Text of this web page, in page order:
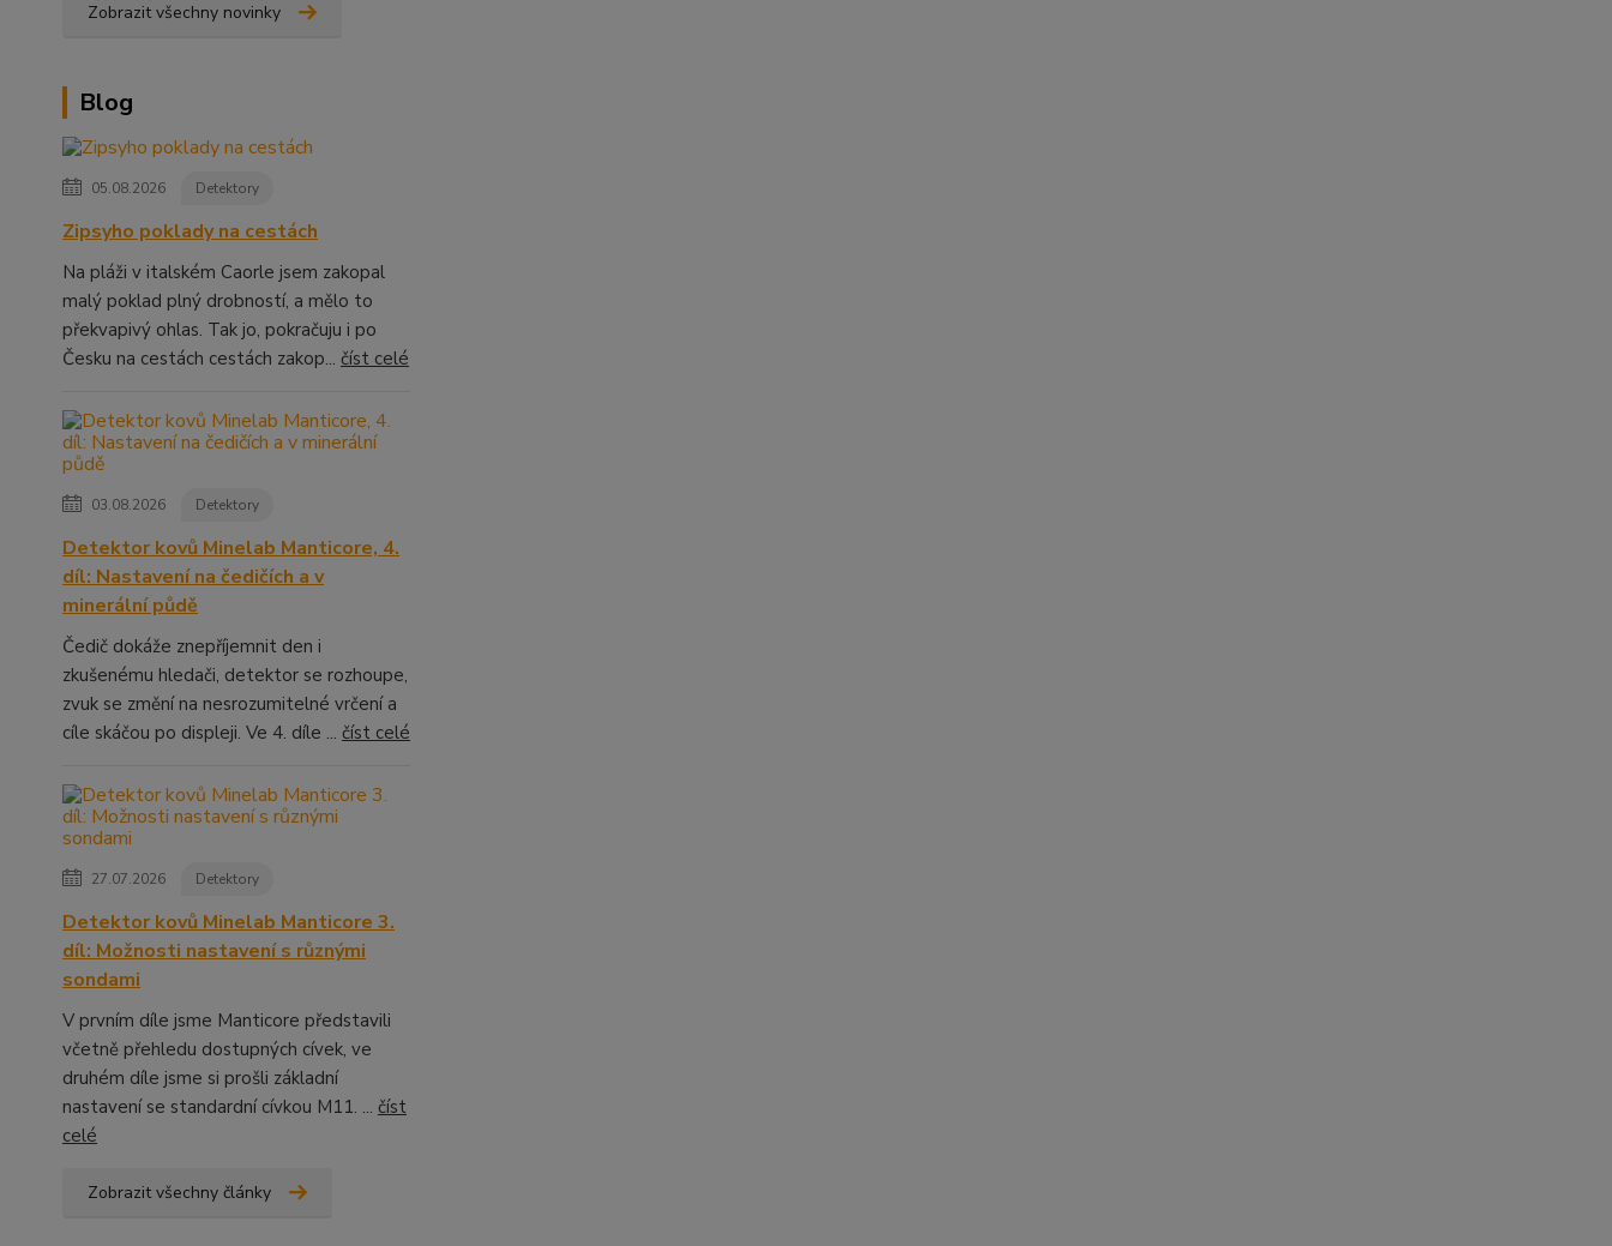
Zobrazit všechny novinky
Blog
05.08.2026 Detektory
Zipsyho poklady na cestách
Na pláži v italském Caorle jsem zakopal
malý poklad plný drobností, a mělo to
překvapivý ohlas. Tak jo, pokračuju i po
Česku na cestách cestách zakop... číst celé
03.08.2026 Detektory
Detektor kovů Minelab Manticore, 4.
díl: Nastavení na čedičích a v
minerální půdě
Čedič dokáže znepříjemnit den i
zkušenému hledači, detektor se rozhoupe,
zvuk se změní na nesrozumitelné vrčení a
cíle skáčou po displeji. Ve 4. díle ... číst celé
27.07.2026 Detektory
Detektor kovů Minelab Manticore 3.
díl: Možnosti nastavení s různými
sondami
V prvním díle jsme Manticore představili
včetně přehledu dostupných cívek, ve
druhém díle jsme si prošli základní
nastavení se standardní cívkou M11. ... číst
celé
Zobrazit všechny články